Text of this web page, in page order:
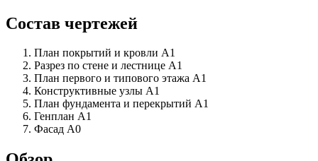
Состав чертежей
План покрытий и кровли А1
Разрез по стене и лестнице А1
План первого и типового этажа А1
Конструктивные узлы А1
План фундамента и перекрытий А1
Генплан А1
Фасад А0